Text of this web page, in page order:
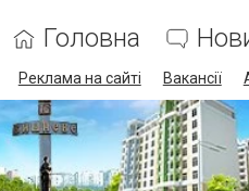
Головна
Реклама на сайті Вакансії